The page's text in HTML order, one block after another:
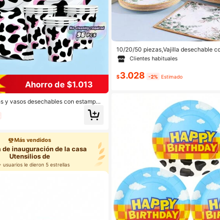
Ahorro de $1.013
y vasos desechables con estampad
de suministros para fiestas, sirve p
vajilla de papel desechable para fies
cumpleaños, bodas, fiestas temáti
Más vendidos
de inauguración de la casa
Utensilios de
usuarios le dieron 5 estrellas
10/20/50 piezas,Vajilla desechable
y estampado de eucalipto en
l de 7 pulgadas y 9 pulgadas con
erde y lámina dorada, vasos de 9
platos elegantes con estampado
Clientes habituales
$3.028 -2% Estimado